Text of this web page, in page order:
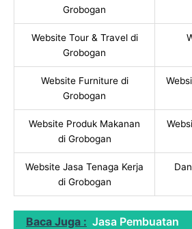
Grobogan
Website Tour & Travel di
Grobogan
Website Furniture di
Grobogan
Website Produk Makanan
di Grobogan
Website Jasa Tenaga Kerja
di Grobogan
Baca Juga : Jasa Pembuatan